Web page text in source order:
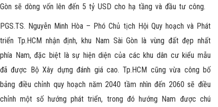
Gòn sẽ dòng vốn lên đến 5 tỷ USD cho hạ tầng và đầu tư công.
PGS.TS. Nguyễn Minh Hòa – Phó Chủ tịch Hội Quy hoạch và Phát
triển Tp.HCM nhận định, khu Nam Sài Gòn là vùng đất đẹp nhất
phía Nam, đặc biệt là sự hiện diện của các khu dân cư kiểu mẫu
đã được Bộ Xây dựng đánh giá cao. Tp.HCM cũng vừa công bố
bảng điều chỉnh quy hoạch năm 2040 tầm nhìn đến 2060 sẽ điều
chỉnh một số hướng phát triển, trong đó hướng Nam được chú